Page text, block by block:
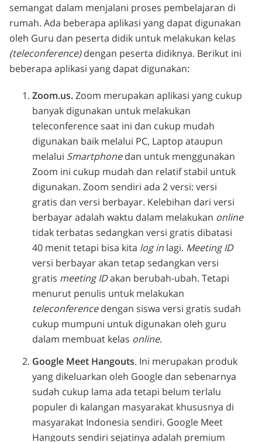
semangat dalam menjalani proses pembelajaran di
rumah. Ada beberapa aplikasi yang dapat digunakan
oleh Guru dan peserta didik untuk melakukan kelas
(teleconference)dengan peserta didiknya. Berikut ini
beberapa aplikasi yang dapat digunakan:
Zoom.us.Zoom merupakan aplikasi yang cukup
banyak digunakan untuk melakukan
teleconference saat ini dan cukup mudah
digunakan baik melalui PC, Laptop ataupun
melalui Smartphonedan untuk menggunakan
Zoom ini cukup mudah dan relatif stabil untuk
digunakan. Zoom sendiri ada 2 versi: versi
gratis dan versi berbayar. Kelebihan dari versi
berbayar adalah waktu dalam melakukan online
tidak terbatas sedangkan versi gratis dibatasi
40 menit tetapi bisa kita log in lagi. Meeting ID
versi berbayar akan tetap sedangkan versi
gratis meeting IDakan berubah-ubah. Tetapi
menurut penulis untuk melakukan
teleconferencedengan siswa versi gratis sudah
cukup mumpuni untuk digunakan oleh guru
dalam membuat kelas online.
Google Meet Hangouts. Ini merupakan produk
yang dikeluarkan oleh Google dan sebenarnya
sudah cukup lama ada tetapi belum terlalu
populer di kalangan masyarakat khususnya di
masyarakat Indonesia sendiri. Google Meet
Hangouts sendiri sejatinya adalah premium